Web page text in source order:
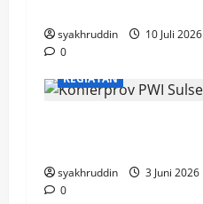
syakhruddin
10 Juli 2026
0
KEGIATAN
syakhruddin
3 Juni 2026
0